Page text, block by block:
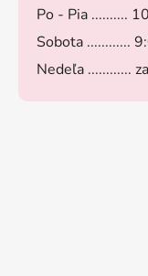
Po - Pia ..........
Sobota ............
Nedeľa ............